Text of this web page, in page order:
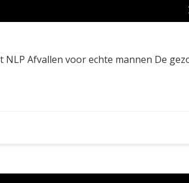
Wat kun je het beste eten als je
NLP Afvallen voor echte mannen De